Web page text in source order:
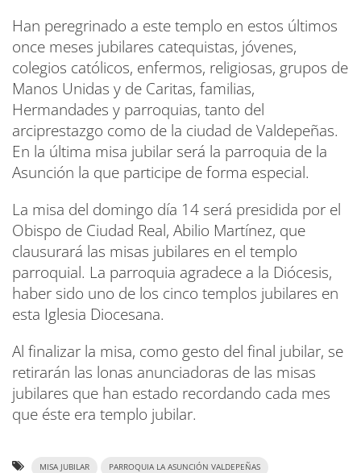
Han peregrinado a este templo en estos últimos
once meses jubilares catequistas, jóvenes,
colegios católicos, enfermos, religiosas, grupos de
Manos Unidas y de Caritas, familias,
Hermandades y parroquias, tanto del
arciprestazgo como de la ciudad de Valdepeñas.
En la última misa jubilar será la parroquia de la
Asunción la que participe de forma especial.
La misa del domingo día 14 será presidida por el
Obispo de Ciudad Real, Abilio Martínez, que
clausurará las misas jubilares en el templo
parroquial. La parroquia agradece a la Diócesis,
haber sido uno de los cinco templos jubilares en
esta Iglesia Diocesana.
Al finalizar la misa, como gesto del final jubilar, se
retirarán las lonas anunciadoras de las misas
jubilares que han estado recordando cada mes
que éste era templo jubilar.
MISA JUBILAR PARROQUIA LA ASUNCIÓN VALDEPEÑAS